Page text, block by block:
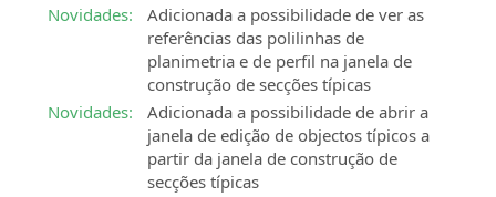
Novidades:
Adicionada a possibilidade de ver as
referências das polilinhas de
planimetria e de perfil na janela de
construção de secções típicas
Novidades:
Adicionada a possibilidade de abrir a
janela de edição de objectos típicos a
partir da janela de construção de
secções típicas